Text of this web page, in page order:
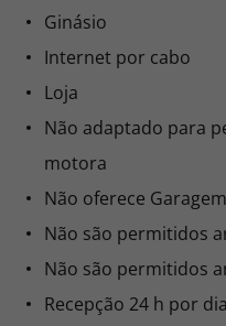
Ginásio
Internet por cabo
Loja
Não adaptado para
motora
Não oferece Garagem
Não são permitidos
Não são permitidos
Recepção 24 h por dia